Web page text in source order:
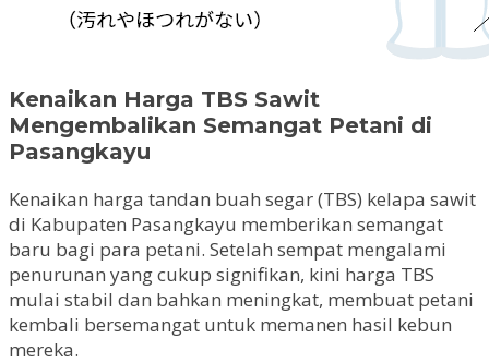
Kenaikan Harga TBS Sawit
Mengembalikan Semangat Petani di
Pasangkayu
Kenaikan harga tandan buah segar (TBS) kelapa sawit
di Kabupaten Pasangkayu memberikan semangat
baru bagi para petani. Setelah sempat mengalami
penurunan yang cukup signifikan, kini harga TBS
mulai stabil dan bahkan meningkat, membuat petani
kembali bersemangat untuk memanen hasil kebun
mereka.